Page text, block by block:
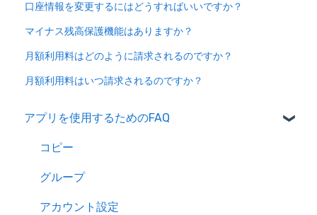
口座情報を変更するにはどうすればいいですか？
マイナス残高保護機能はありますか？
月額利用料はどのように請求されるのですか？
月額利用料はいつ請求されるのですか？
アプリを使用するためのFAQ
コピー
グループ
アカウント設定